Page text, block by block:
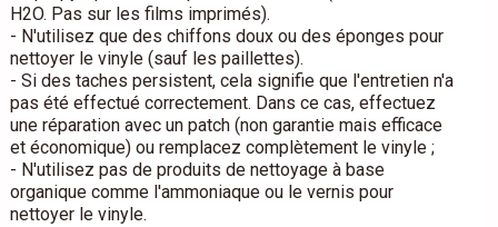
H2O. Pas sur les films imprimés).
- N'utilisez que des chiffons doux ou des éponges pour
nettoyer le vinyle (sauf les paillettes).
- Si des taches persistent, cela signifie que l'entretien n'a
pas été effectué correctement. Dans ce cas, effectuez
une réparation avec un patch (non garantie mais efficace
et économique) ou remplacez complètement le vinyle ;
- N'utilisez pas de produits de nettoyage à base
organique comme l'ammoniaque ou le vernis pour
nettoyer le vinyle.